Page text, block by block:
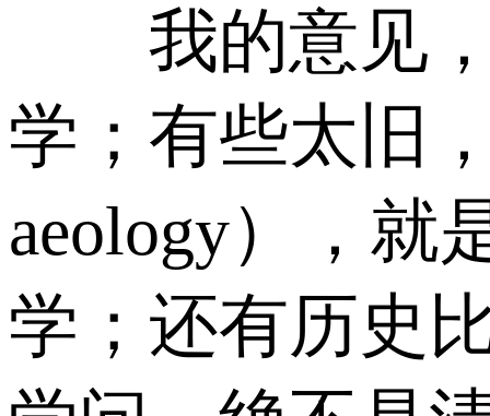
我的意见，
学；有些太旧
aeology），就
学；还有历史